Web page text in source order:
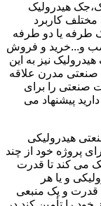
هیدرولیک
کاربرد
یک طرفه یا دو طرفه
و...خرید و فروش
نیز به این
صنعتی مدرن علاقه
صنعتی را برای
پیشنهاد می
هیدرولیکی
پروژه خود از چند
می کند تا قدرت
و یا هر
قدرت و یک منبعی